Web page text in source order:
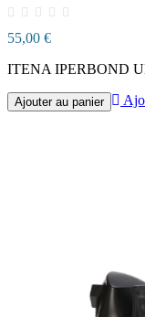
55,00 €
ITENA IPERBOND
Ajouter au panier